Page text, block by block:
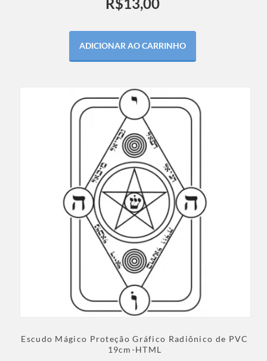
ADICIONAR AO CARRINHO
Escudo Mágico Proteção Gráfico Radiônico de PVC
19cm-HTML